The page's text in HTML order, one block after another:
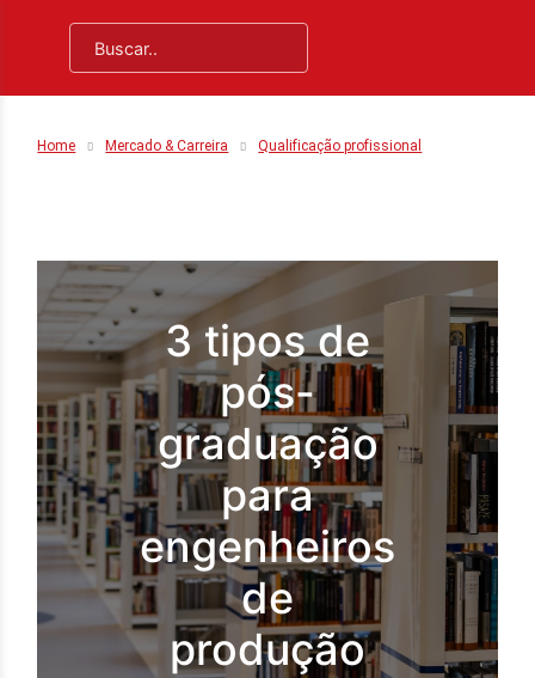
Home Mercado & Carreira Qualificação profissional
3 tipos de
pós-
graduação
para
engenheiros
de
produção